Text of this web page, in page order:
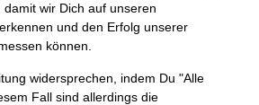
MEISTER
wir Dich auf unseren
und den Erfolg unserer
können.
widersprechen, indem Du "Alle
Fall sind allerdings die